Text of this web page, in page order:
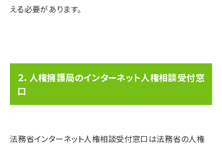
える必要があります。
２．人権擁護局のインターネット人権相談受付窓
口
法務省インターネット人権相談受付窓口は法務省の人権